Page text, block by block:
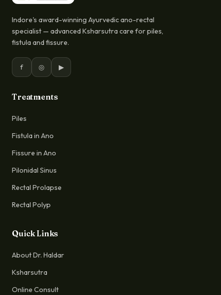
Indore's award-winning Ayurvedic ano-rectal
specialist — advanced Ksharsutra care for piles,
fistula and fissure.
f ◎ ▶
Treatments
Piles
Fistula in Ano
Fissure in Ano
Pilonidal Sinus
Rectal Prolapse
Rectal Polyp
Quick Links
About Dr. Haldar
Ksharsutra
Online Consult